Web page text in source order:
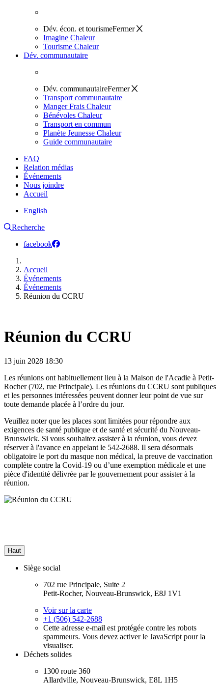
Dév. écon. et tourismeFermer
Imagine Chaleur
Tourisme Chaleur
Dév. communautaire
Dév. communautaireFermer
Transport communautaire
Manger Frais Chaleur
Bénévoles Chaleur
Transport en commun
Planète Jeunesse Chaleur
Guide communautaire
FAQ
Relation médias
Événements
Nous joindre
Accueil
English
Recherche
facebook
Accueil
Événements
Événements
Réunion du CCRU
Réunion du CCRU
13 juin 2028 18:30
Les réunions ont habituellement lieu à la Maison de l'Acadie à Petit-
Rocher (702, rue Principale). Les réunions du CCRU sont publiques
et les personnes intéressées peuvent donner leur point de vue sur
toute demande placée à l’ordre du jour.
Veuillez noter que les places sont limitées pour répondre aux
exigences de santé publique et de santé et sécurité du Nouveau-
Brunswick. Si vous souhaitez assister à la réunion, vous devez
réserver à l'avance en appelant le 542-2688. Il sera désormais
obligatoire le port du masque non médical, la preuve de vaccination
complète contre la Covid-19 ou d’une exemption médicale et une
pièce d'identité délivrée par le gouvernement pour assister à la
réunion.
Haut
Siège social
702 rue Principale, Suite 2
Petit-Rocher, Nouveau-Brunswick, E8J 1V1
Voir sur la carte
+1 (506) 542-2688
Cette adresse e-mail est protégée contre les robots
spammeurs. Vous devez activer le JavaScript pour la
visualiser.
Déchets solides
1300 route 360
Allardville, Nouveau-Brunswick, E8L 1H5